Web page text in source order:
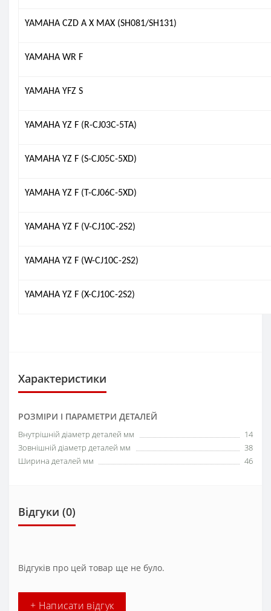
YAMAHA CZD A X MAX (SH081/SH131)
YAMAHA WR F
YAMAHA YFZ S
YAMAHA YZ F (R-CJ03C-5TA)
YAMAHA YZ F (S-CJ05C-5XD)
YAMAHA YZ F (T-CJ06C-5XD)
YAMAHA YZ F (V-CJ10C-2S2)
YAMAHA YZ F (W-CJ10C-2S2)
YAMAHA YZ F (X-CJ10C-2S2)
Характеристики
РОЗМІРИ І ПАРАМЕТРИ ДЕТАЛЕЙ
Внутрішній діаметр деталей мм
14
Зовнішній діаметр деталей мм
38
Ширина деталей мм
46
Відгуки (0)
Відгуків про цей товар ще не було.
+ Написати відгук